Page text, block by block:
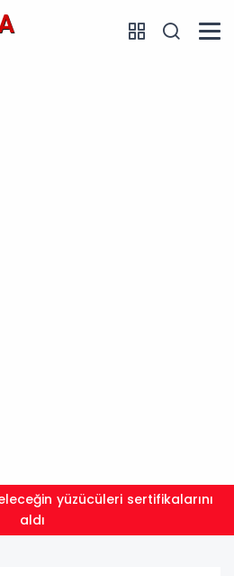
16:45Ordu Sağlığında Yeni Dönem! Halk Sağlığı